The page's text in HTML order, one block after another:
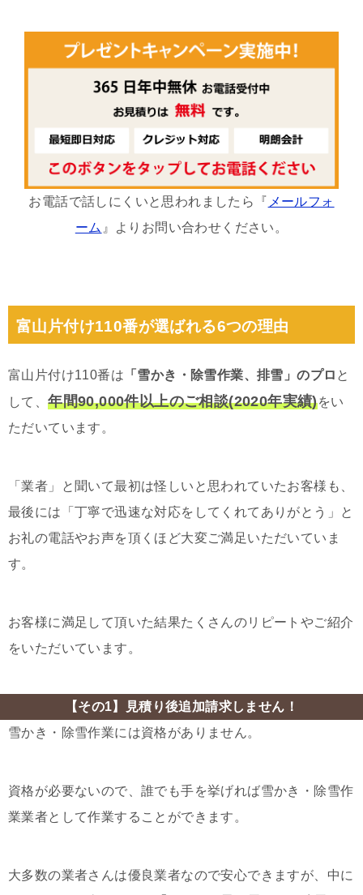
お電話で話しにくいと思われましたら『 メールフォ
ーム 』よりお問い合わせください。
富山片付け110番が選ばれる6つの理由
富山片付け110番は 「雪かき・除雪作業、排雪」のプロ と
して、年間90,000件以上のご相談(2020年実績)をい
ただいています。
「業者」と聞いて最初は怪しいと思われていたお客様も、
最後には「丁寧で迅速な対応をしてくれてありがとう」と
お礼の電話やお声を頂くほど大変ご満足いただいていま
す。
お客様に満足して頂いた結果たくさんのリピートやご紹介
をいただいています。
【その1】見積り後追加請求しません！
雪かき・除雪作業には資格がありません。
資格が必要ないので、誰でも手を挙げれば雪かき・除雪作
業業者として作業することができます。
大多数の業者さんは優良業者なので安心できますが、中に